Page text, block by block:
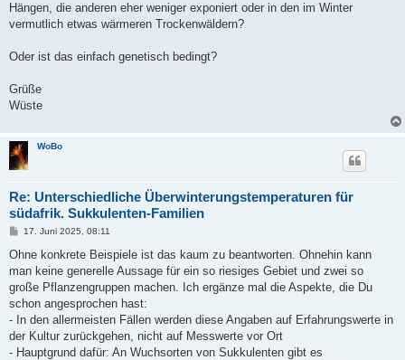
Hängen, die anderen eher weniger exponiert oder in den im Winter
vermutlich etwas wärmeren Trockenwäldern?
Oder ist das einfach genetisch bedingt?
Grüße
Wüste
WoBo
Re: Unterschiedliche Überwinterungstemperaturen für
südafrik. Sukkulenten-Familien
B
i
r
a
17. Juni 2025, 08:11
Ohne konkrete Beispiele ist das kaum zu beantworten. Ohnehin kann
man keine generelle Aussage für ein so riesiges Gebiet und zwei so
große Pflanzengruppen machen. Ich ergänze mal die Aspekte, die Du
schon angesprochen hast:
- In den allermeisten Fällen werden diese Angaben auf Erfahrungswerte in
der Kultur zurückgehen, nicht auf Messwerte vor Ort
- Hauptgrund dafür: An Wuchsorten von Sukkulenten gibt es